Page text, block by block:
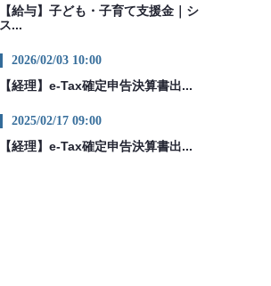
【給与】子ども・子育て支援金｜シ
ス...
2026/02/03 10:00
【経理】e-Tax確定申告決算書出...
2025/02/17 09:00
【経理】e-Tax確定申告決算書出...